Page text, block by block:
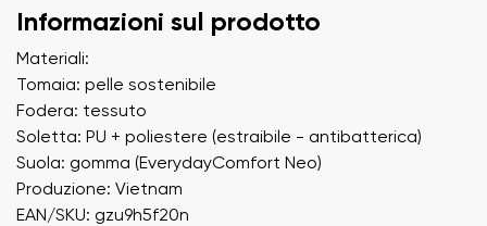
Informazioni sul prodotto
Materiali:
Tomaia: pelle sostenibile
Fodera: tessuto
Soletta: PU + poliestere (estraibile - antibatterica)
Suola: gomma (EverydayComfort Neo)
Produzione: Vietnam
EAN/SKU: gzu9h5f20n